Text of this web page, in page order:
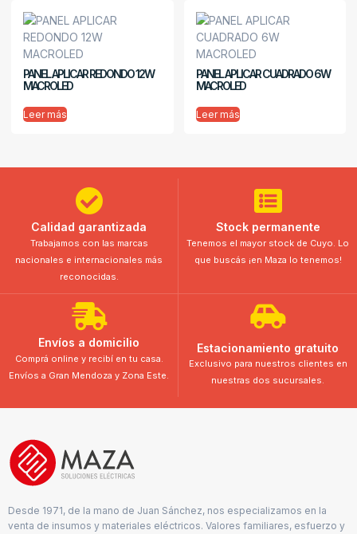
PANEL APLICAR REDONDO 12W
MACROLED
Leer más
PANEL APLICAR CUADRADO 6W
MACROLED
Leer más
Calidad garantizada
Trabajamos con las marcas
nacionales e internacionales más
reconocidas.
Stock permanente
Tenemos el mayor stock de Cuyo. Lo
que buscás ¡en Maza lo tenemos!
Envíos a domicilio
Comprá online y recibí en tu casa.
Envíos a Gran Mendoza y Zona Este.
Estacionamiento gratuito
Exclusivo para nuestros clientes en
nuestras dos sucursales.
Desde 1971, de la mano de Juan Sánchez, nos especializamos en la
venta de insumos y materiales eléctricos. Valores familiares, esfuerzo y